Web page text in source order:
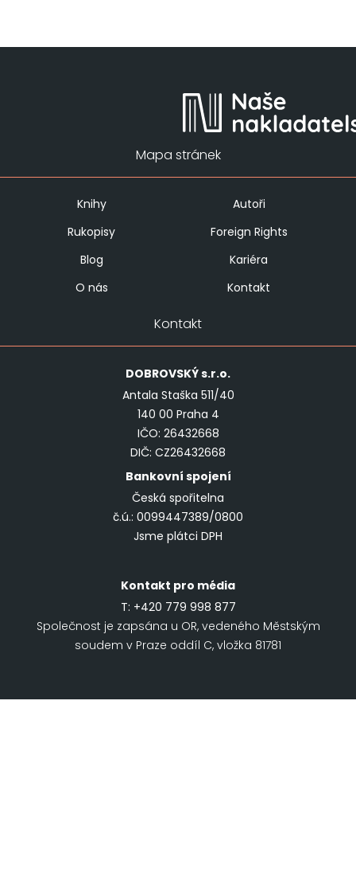
Mapa stránek
Knihy
Autoři
Rukopisy
Foreign Rights
Blog
Kariéra
O nás
Kontakt
Kontakt
DOBROVSKÝs.r.o.
Antala Staška 511/40
140 00 Praha 4
IČO: 26432668
DIČ: CZ26432668
Bankovní spojení
Česká spořitelna
č.ú.: 0099447389/0800
Jsme plátci DPH
Kontakt pro média
T: +420 779 998 877
Společnost je zapsána u OR, vedeného Městským
soudem v Praze oddíl C, vložka 81781